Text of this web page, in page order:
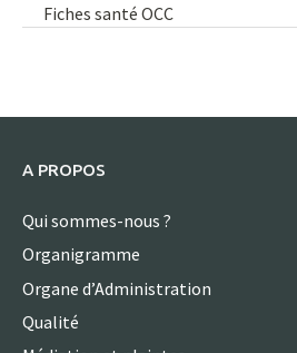
Fiches santé OCC
A PROPOS
Qui sommes-nous ?
Organigramme
Organe d’Administration
Qualité